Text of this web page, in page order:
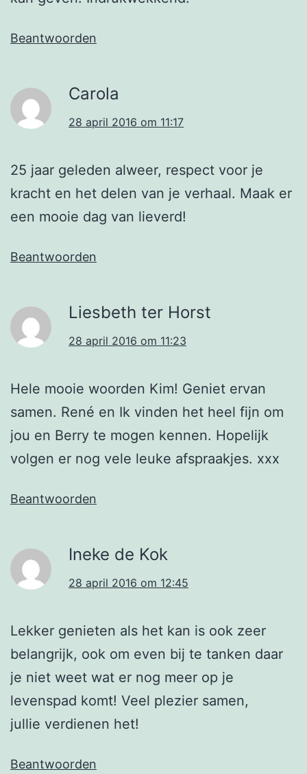
Beantwoorden
Carola
28 april 2016 om 11:17
25 jaar geleden alweer, respect voor je
kracht en het delen van je verhaal. Maak er
een mooie dag van lieverd!
Beantwoorden
Liesbeth ter Horst
28 april 2016 om 11:23
Hele mooie woorden Kim! Geniet ervan
samen. René en Ik vinden het heel fijn om
jou en Berry te mogen kennen. Hopelijk
volgen er nog vele leuke afspraakjes. xxx
Beantwoorden
Ineke de Kok
28 april 2016 om 12:45
Lekker genieten als het kan is ook zeer
belangrijk, ook om even bij te tanken daar
je niet weet wat er nog meer op je
levenspad komt! Veel plezier samen,
jullie verdienen het!
Beantwoorden